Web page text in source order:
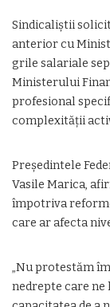
Sindicaliștii
anterior cu
grile salariale
Ministerului
profesional
complexității
Președintele
Vasile Marica,
împotriva
care ar afecta
„Nu protestăm
nedrepte care